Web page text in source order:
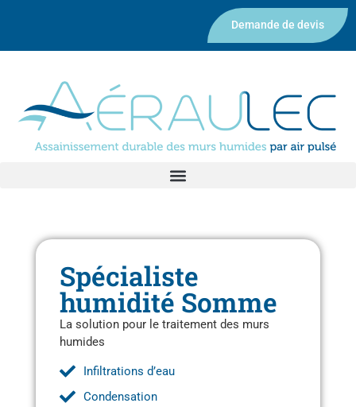
Demande de devis
Spécialiste
humidité Somme
La solution pour le traitement des murs
humides
Infiltrations d’eau
Condensation